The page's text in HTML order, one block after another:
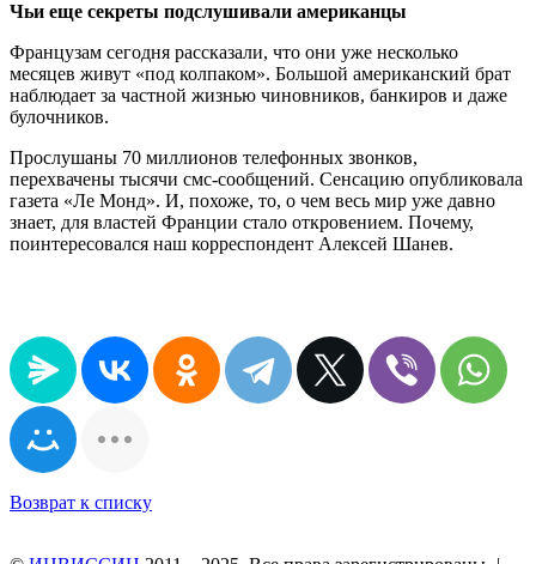
Чьи еще секреты подслушивали американцы
Французам сегодня рассказали, что они уже несколько
месяцев живут «под колпаком». Большой американский брат
наблюдает за частной жизнью чиновников, банкиров и даже
булочников.
Прослушаны 70 миллионов телефонных звонков,
перехвачены тысячи смс-сообщений. Сенсацию опубликовала
газета «Ле Монд». И, похоже, то, о чем весь мир уже давно
знает, для властей Франции стало откровением. Почему,
поинтересовался наш корреспондент Алексей Шанев.
Возврат к списку